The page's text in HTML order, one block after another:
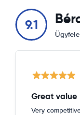
9.1
Great value
Very